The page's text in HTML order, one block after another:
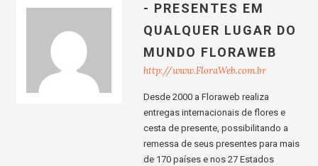
- PRESENTES EM
QUALQUER LUGAR DO
MUNDO FLORAWEB
http://www.FloraWeb.com.br
Desde 2000 a Floraweb realiza
entregas internacionais de flores e
cesta de presente, possibilitando a
remessa de seus presentes para mais
de 170 países e nos 27 Estados